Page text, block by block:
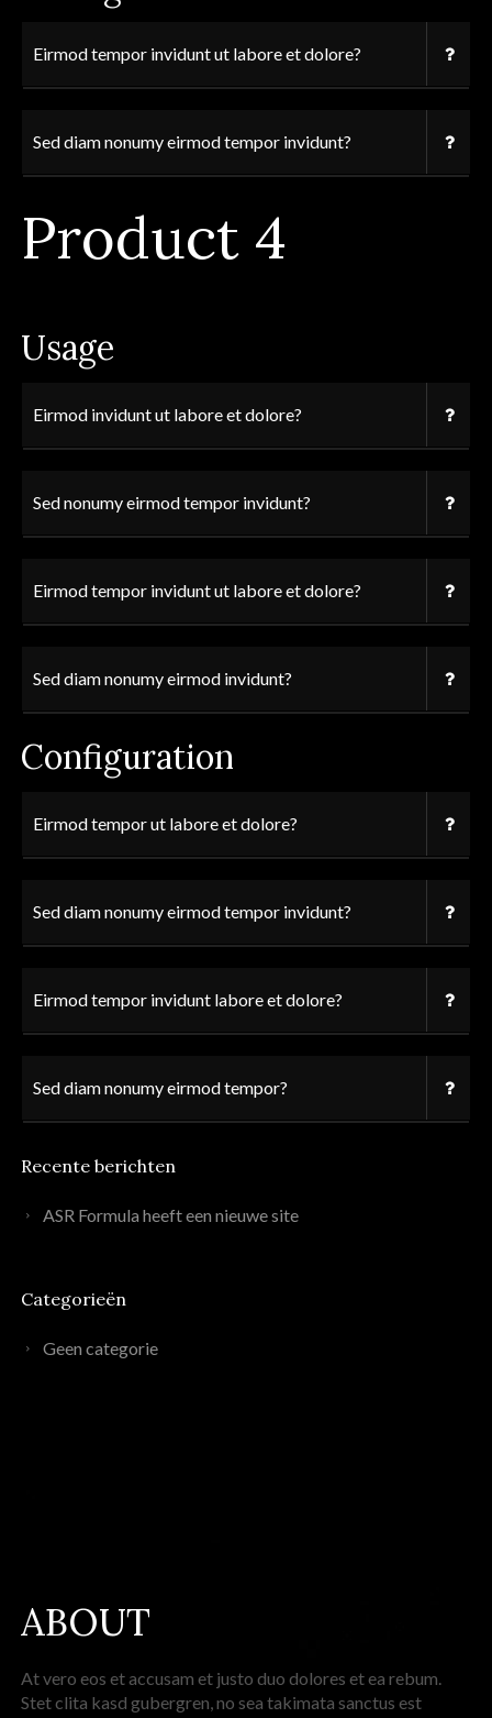
Eirmod tempor invidunt ut labore et dolore?
Sed diam nonumy eirmod tempor invidunt?
Product 4
Usage
Eirmod invidunt ut labore et dolore?
Sed nonumy eirmod tempor invidunt?
Eirmod tempor invidunt ut labore et dolore?
Sed diam nonumy eirmod invidunt?
Configuration
Eirmod tempor ut labore et dolore?
Sed diam nonumy eirmod tempor invidunt?
Eirmod tempor invidunt labore et dolore?
Sed diam nonumy eirmod tempor?
Recente berichten
ASR Formula heeft een nieuwe site
Categorieën
Geen categorie
ABOUT
At vero eos et accusam et justo duo dolores et ea rebum.
Stet clita kasd gubergren, no sea takimata sanctus est